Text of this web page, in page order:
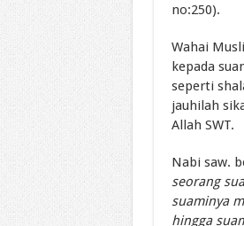
no:250).
Wahai
kepada
seperti
jauhilah
Allah SWT.
Nabi saw.
seorang
suaminya
hingga